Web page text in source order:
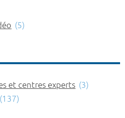
(5)
et centres experts (3)
(137)